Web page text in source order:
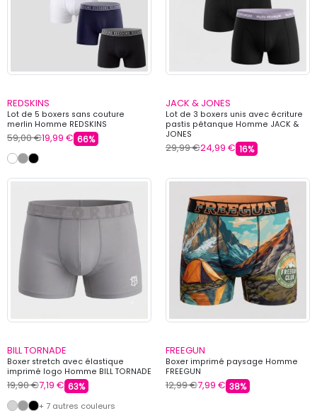
REDSKINS
Lot de 5 boxers sans couture
merlin Homme REDSKINS
59,00 €19,99 € 66%
JACK & JONES
Lot de 3 boxers unis avec écriture
pastis pétanque Homme JACK &
JONES
29,99 €24,99 € 16%
BILL TORNADE
Boxer stretch avec élastique
imprimé logo Homme BILL TORNADE
19,90 €7,19 € 63%
+ 7 autres couleurs
FREEGUN
Boxer imprimé paysage Homme
FREEGUN
12,99 €7,99 € 38%